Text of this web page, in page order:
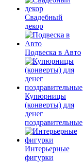
Свадебный
декор
Подвеска в Авто
Купюрницы
(конверты) для
денег
поздравительные
Интерьерные
фигурки